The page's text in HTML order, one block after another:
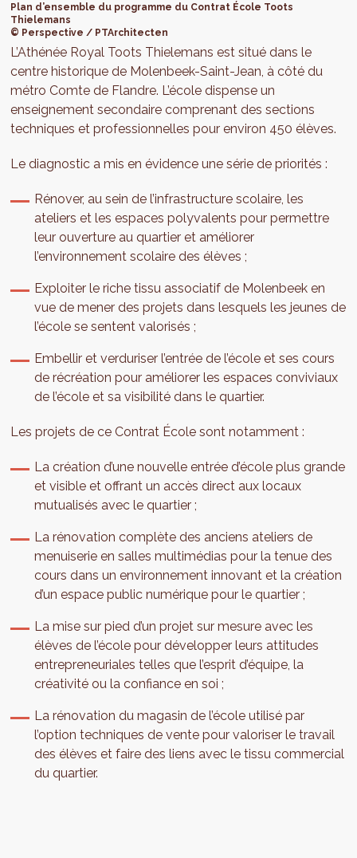
Plan d’ensemble du programme du Contrat École Toots
Thielemans
© Perspective / PTArchitecten
L’Athénée Royal Toots Thielemans est situé dans le
centre historique de Molenbeek-Saint-Jean, à côté du
métro Comte de Flandre. L’école dispense un
enseignement secondaire comprenant des sections
techniques et professionnelles pour environ 450 élèves.
Le diagnostic a mis en évidence une série de priorités :
Rénover, au sein de l’infrastructure scolaire, les
ateliers et les espaces polyvalents pour permettre
leur ouverture au quartier et améliorer
l’environnement scolaire des élèves ;
Exploiter le riche tissu associatif de Molenbeek en
vue de mener des projets dans lesquels les jeunes de
l’école se sentent valorisés ;
Embellir et verduriser l’entrée de l’école et ses cours
de récréation pour améliorer les espaces conviviaux
de l’école et sa visibilité dans le quartier.
Les projets de ce Contrat École sont notamment :
La création d’une nouvelle entrée d’école plus grande
et visible et offrant un accès direct aux locaux
mutualisés avec le quartier ;
La rénovation complète des anciens ateliers de
menuiserie en salles multimédias pour la tenue des
cours dans un environnement innovant et la création
d’un espace public numérique pour le quartier ;
La mise sur pied d’un projet sur mesure avec les
élèves de l’école pour développer leurs attitudes
entrepreneuriales telles que l’esprit d’équipe, la
créativité ou la confiance en soi ;
La rénovation du magasin de l’école utilisé par
l’option techniques de vente pour valoriser le travail
des élèves et faire des liens avec le tissu commercial
du quartier.